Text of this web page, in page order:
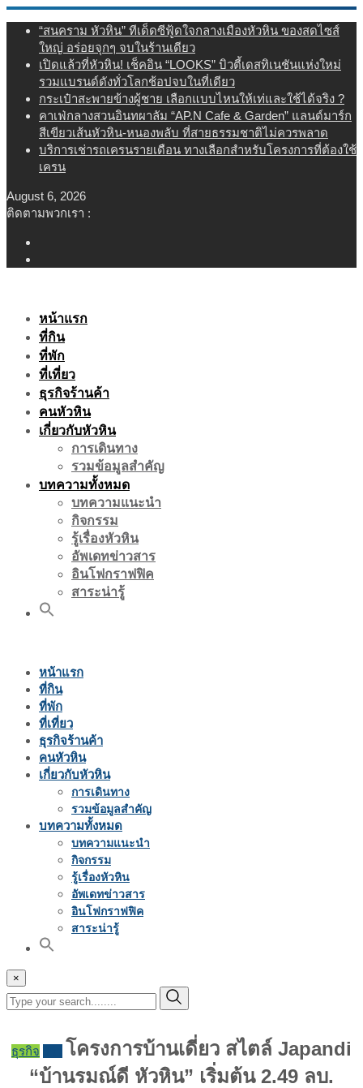
Skip
content
“สนคราม หัวหิน” ทีเด็ดซีฟู้ดใจกลางเมืองหัวหิน ของสดไซส์
ใหญ่ อร่อยจุกๆ จบในร้านเดียว
เปิดแล้วที่หัวหิน! เช็คอิน “LOOKS” บิวตี้เดสทิเนชันแห่งใหม่
รวมแบรนด์ดังทั่วโลกช้อปจบในที่เดียว
กระเป๋าสะพายข้างผู้ชาย เลือกแบบไหนให้เท่และใช้ได้จริง ?
คาเฟ่กลางสวนอินทผาลัม “AP.N Cafe & Garden” แลนด์มาร์ก
สีเขียวเส้นหัวหิน-หนองพลับ ที่สายธรรมชาติไม่ควรพลาด
บริการเช่ารถเครนรายเดือน ทางเลือกสำหรับโครงการที่ต้องใช้
เครน
August 6, 2026
ติดตามพวกเรา :
หน้าแรก
ที่กิน
ที่พัก
ที่เที่ยว
ธุรกิจร้านค้า
คนหัวหิน
เกี่ยวกับหัวหิน
การเดินทาง
รวมข้อมูลสำคัญ
บทความทั้งหมด
บทความแนะนำ
กิจกรรม
รู้เรื่องหัวหิน
อัพเดทข่าวสาร
อินโฟกราฟฟิค
สาระน่ารู้
หน้าแรก
ที่กิน
ที่พัก
ที่เที่ยว
ธุรกิจร้านค้า
คนหัวหิน
เกี่ยวกับหัวหิน
การเดินทาง
รวมข้อมูลสำคัญ
บทความทั้งหมด
บทความแนะนำ
กิจกรรม
รู้เรื่องหัวหิน
อัพเดทข่าวสาร
อินโฟกราฟฟิค
สาระน่ารู้
×
ธุรกิจ
โครงการบ้านเดี่ยว สไตล์ Japandi
“บ้านรมณ์ดี หัวหิน” เริ่มต้น 2.49 ลบ.